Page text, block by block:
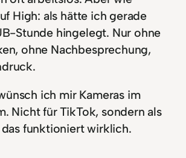
High: als hätte ich gerade
Stunde hingelegt. Nur ohne
ohne Nachbesprechung,
ich mir Kameras im
Nicht für TikTok, sondern als
das funktioniert wirklich.